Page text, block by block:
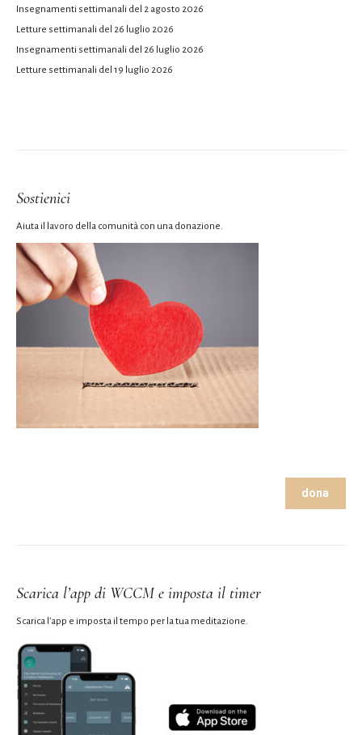
Insegnamenti settimanali del 2 agosto 2026
Letture settimanali del 26 luglio 2026
Insegnamenti settimanali del 26 luglio 2026
Letture settimanali del 19 luglio 2026
Sostienici
Aiuta il lavoro della comunità con una donazione.
dona
Scarica l’app di WCCM e imposta il timer
Scarica l’app e imposta il tempo per la tua meditazione.